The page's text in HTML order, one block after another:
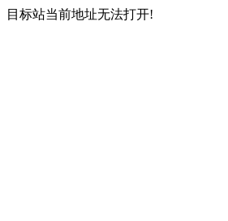
目标站当前地址无法打开!